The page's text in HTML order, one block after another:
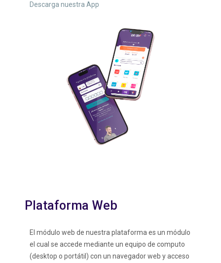
Descarga nuestra App
Plataforma Web
El módulo web de nuestra plataforma es un módulo
el cual se accede mediante un equipo de computo
(desktop o portátil) con un navegador web y acceso